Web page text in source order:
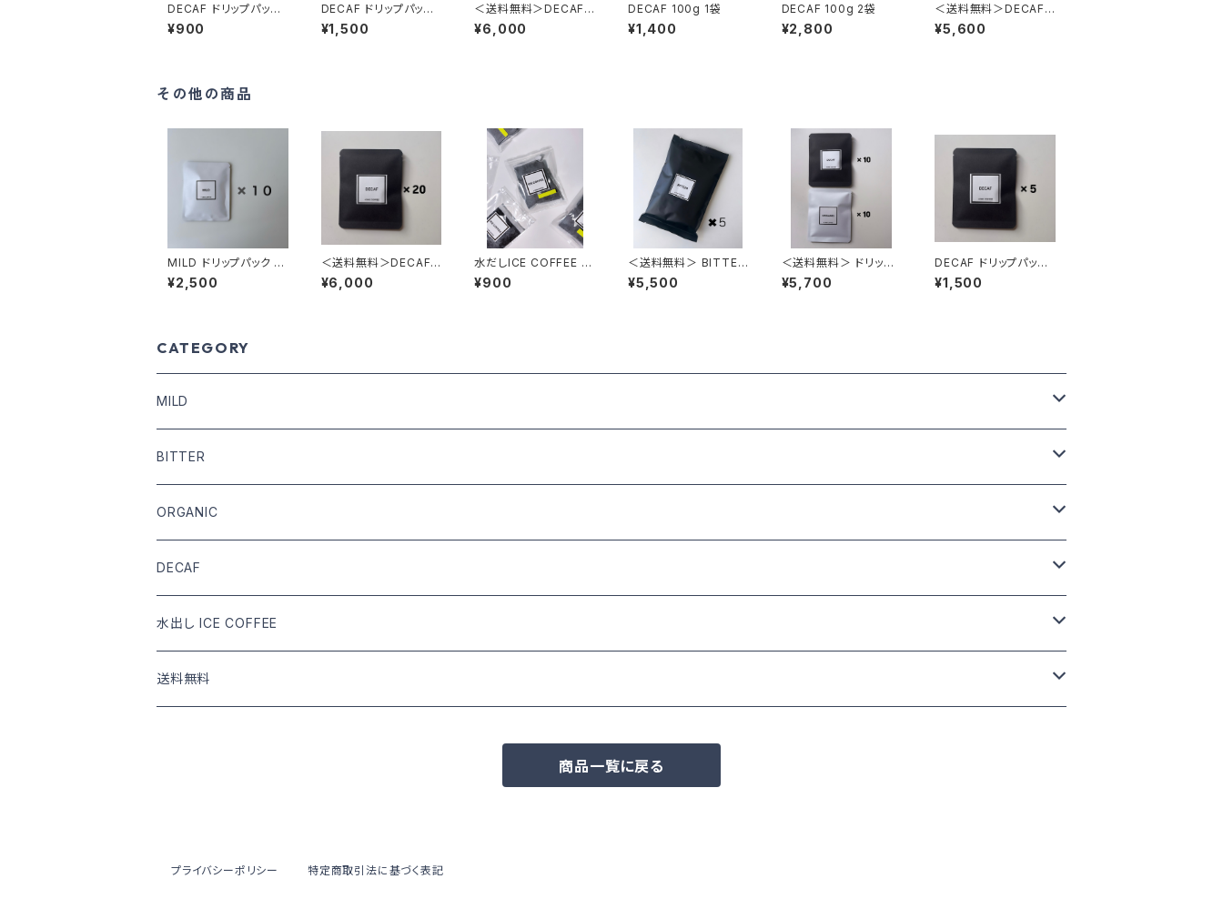
DECAF ドリップパック
3個
¥900
DECAF ドリップパック
5個
¥1,500
＜送料無料＞DECAF
ドリップパック 20個
¥6,000
DECAF 100g 1袋
¥1,400
DECAF 100g 2袋
¥2,800
＜送料無料＞DECAF 1
00g 4袋
¥5,600
その他の商品
MILD ドリップパック 10
個
¥2,500
＜送料無料＞DECAF
ドリップパック 20個
¥6,000
水だしICE COFFEE 5
00ml対応 2袋 (夏季限
定）
¥900
＜送料無料＞ BITTER
100g 5袋
¥5,500
＜送料無料＞ ドリップ
パック20個（DECAF 10
個・ORGANIC 10個）
¥5,700
DECAF ドリップパック
5個
¥1,500
CATEGORY
MILD
COFFEE BEANS
DRIP COFFEE
DRIP COFFEE mix
BITTER
COFFEE BEANS
DRIP COFFEE
DRIP COFFEE mix
ORGANIC
COFFEE BEANS
DRIP COFFEE
DRIP COFFEE mix
DECAF
COFFEE BEANS
DRIP COFFEE
水出し ICE COFFEE
カフェインあり
送料無料
商品一覧に戻る
プライバシーポリシー 特定商取引法に基づく表記